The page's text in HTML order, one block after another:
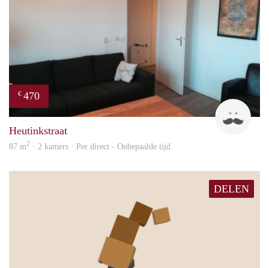
€ 470
Heutinkstraat
87 m2 · 2 kamers · Per direct - Onbepaalde tijd
DELEN